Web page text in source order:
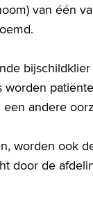
van één
andere
worden ook
door de